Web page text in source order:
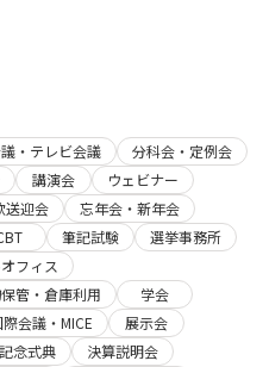
・テレビ会議
分科会・定例会
講演会
ウェビナー
送迎会
忘年会・新年会
筆記試験
選挙事務所
フィス
管・倉庫利用
学会
際会議・MICE
展示会
記念式典
決算説明会